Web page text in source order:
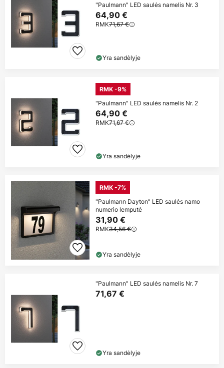
"Paulmann" LED saulės namelis Nr. 3
64,90 €
RMK71,67 €
Yra sandėlyje
RMK -9%
"Paulmann" LED saulės namelis Nr. 2
64,90 €
RMK71,67 €
Yra sandėlyje
RMK -7%
"Paulmann Dayton" LED saulės namo
numerio lemputė
31,90 €
RMK34,56 €
Yra sandėlyje
"Paulmann" LED saulės namelis Nr. 7
71,67 €
Yra sandėlyje